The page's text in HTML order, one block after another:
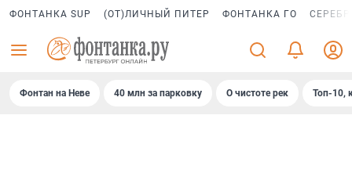
ФОНТАНКА SUP (ОТ)ЛИЧНЫЙ ПИТЕР ФОНТАНКА ГО
Фонтан на Неве 40 млн за парковку О чистоте рек Топ-10,